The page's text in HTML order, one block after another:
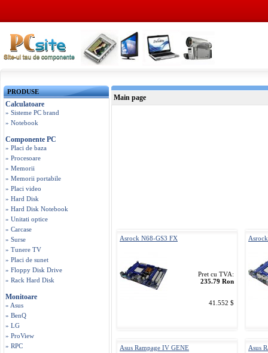
PRODUSE
Calculatoare
» Sisteme PC brand
» Notebook
Componente PC
» Placi de baza
» Procesoare
» Memorii
» Memorii portabile
» Placi video
» Hard Disk
» Hard Disk Notebook
» Unitati optice
» Carcase
» Surse
» Tunere TV
» Placi de sunet
» Floppy Disk Drive
» Rack Hard Disk
Monitoare
» Asus
» BenQ
» LG
» ProView
» RPC
Main page
Asrock N68-GS3 FX
Pret cu TVA:
235.79 Ron
41.552 $
Asus Rampage IV GENE Asus